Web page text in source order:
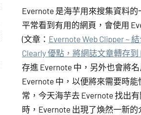
Evernote 是海芋用來搜集資料的
平常看到有用的網頁，會使用
(文章： Evernote Web Clipper ~
Clearly 優點，將網誌文章轉存到
存進 Evernote 中，另外也會將
Evernote 中，以便將來需要時
常，今天海芋去 Evernote 找出
時，Evernote 出現了煥然一新